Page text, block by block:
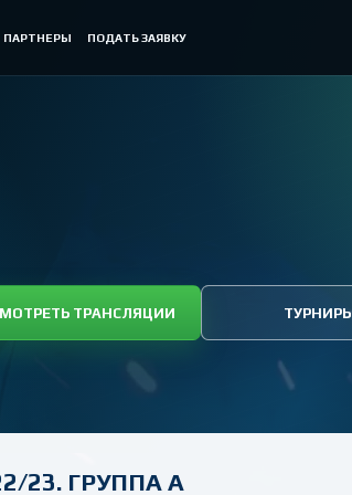
ТРАНСЛЯЦИИ
ПАРТНЕРЫ ПОДАТЬ ЗАЯВКУ
23. ГРУППА А